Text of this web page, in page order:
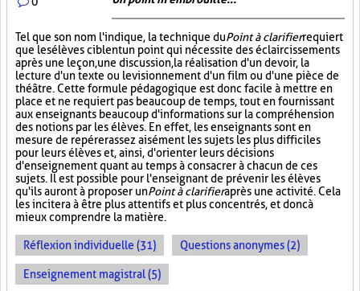
Tel que son nom l'indique, la technique duPoint à clarifierrequiert
que les élèves ciblent un point qui nécessite des éclaircissements
après une leçon, une discussion, la réalisation d'un devoir, la
lecture d'un texte ou le visionnement d'un film ou d'une pièce de
théâtre. Cette formule pédagogique est donc facile à mettre en
place et ne requiert pas beaucoup de temps, tout en fournissant
aux enseignants beaucoup d'informations sur la compréhension
des notions par les élèves. En effet, les enseignants sont en
mesure de repérer assez aisément les sujets les plus difficiles
pour leurs élèves et, ainsi, d'orienter leurs décisions
d'enseignement quant au temps à consacrer à chacun de ces
sujets. Il est possible pour l'enseignant de prévenir les élèves
qu'ils auront à proposer unPoint à clarifieraprès une activité. Cela
les incitera à être plus attentifs et plus concentrés, et donc à
mieux comprendre la matière.
Réflexion individuelle (31) Questions anonymes (2)
Enseignement magistral (5)